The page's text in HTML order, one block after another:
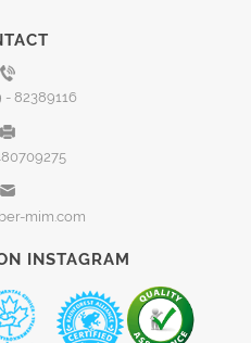
- 82389116
mim.com
INSTAGRAM